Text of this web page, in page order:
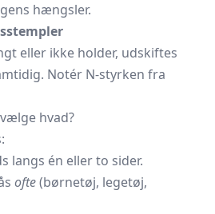
hængsler.
eller ikke holder, udskiftes
Notér N-styrken fra
hvad?
langs én eller to sider.
ofte(børnetøj, legetøj,